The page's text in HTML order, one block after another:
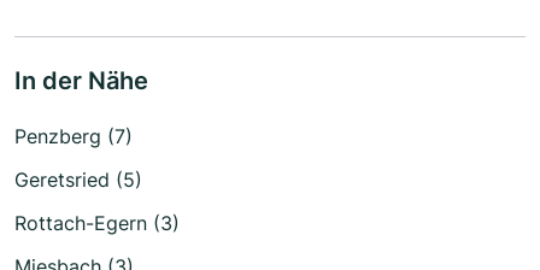
In der Nähe
Penzberg (7)
Geretsried (5)
Rottach-Egern (3)